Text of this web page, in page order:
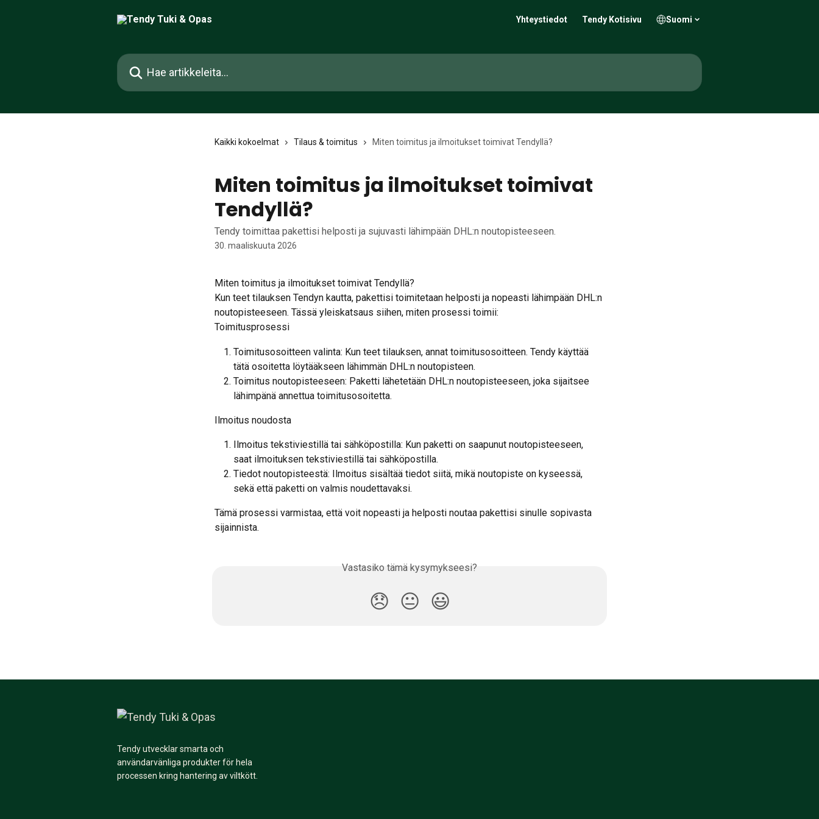
Yhteystiedot Tendy Kotisivu Suomi
Hae artikkeleita...
Kaikki kokoelmat Tilaus & toimitus Miten toimitus ja ilmoitukset toimivat Tendyllä?
Miten toimitus ja ilmoitukset toimivat
Tendyllä?
Tendy toimittaa pakettisi helposti ja sujuvasti lähimpään DHL:n noutopisteeseen.
30. maaliskuuta 2026
Miten toimitus ja ilmoitukset toimivat Tendyllä?
Kun teet tilauksen Tendyn kautta, pakettisi toimitetaan helposti ja nopeasti lähimpään DHL:n
noutopisteeseen. Tässä yleiskatsaus siihen, miten prosessi toimii:
Toimitusprosessi
Toimitusosoitteen valinta: Kun teet tilauksen, annat toimitusosoitteen. Tendy käyttää
tätä osoitetta löytääkseen lähimmän DHL:n noutopisteen.
Toimitus noutopisteeseen: Paketti lähetetään DHL:n noutopisteeseen, joka sijaitsee
lähimpänä annettua toimitusosoitetta.
Ilmoitus noudosta
Ilmoitus tekstiviestillä tai sähköpostilla: Kun paketti on saapunut noutopisteeseen,
saat ilmoituksen tekstiviestillä tai sähköpostilla.
Tiedot noutopisteestä: Ilmoitus sisältää tiedot siitä, mikä noutopiste on kyseessä,
sekä että paketti on valmis noudettavaksi.
Tämä prosessi varmistaa, että voit nopeasti ja helposti noutaa pakettisi sinulle sopivasta
sijainnista.
Vastasiko tämä kysymykseesi?
😞 😐 😃
Tendy utvecklar smarta och
användarvänliga produkter för hela
processen kring hantering av viltkött.